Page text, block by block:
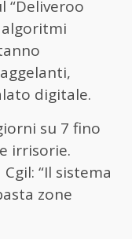
“Deliveroo
algoritmi
digitale.
su 7 fino
irrisorie.
“Il sistema
zone